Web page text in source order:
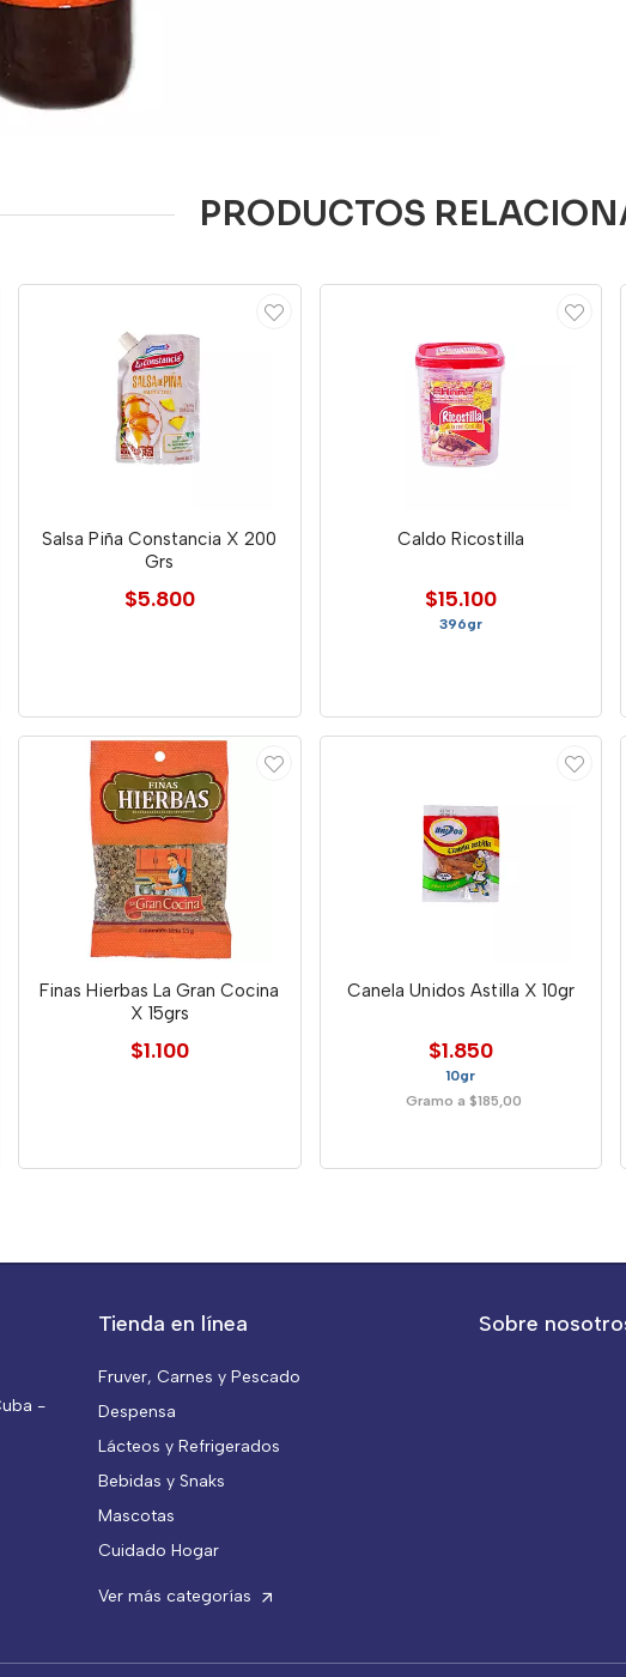
PRODUCTOS
Salsa Piña Constancia X 200
Grs
$5.800
Caldo Ricostilla
$15.100
396gr
Finas Hierbas La Gran Cocina
X 15grs
$1.100
Canela Unidos Astilla X 10gr
$1.850
10gr
Gramo a $185,00
-
Tienda en línea
Fruver, Carnes y Pescado
Despensa
Lácteos y Refrigerados
Bebidas y Snaks
Mascotas
Cuidado Hogar
Ver más categorías
Sobre